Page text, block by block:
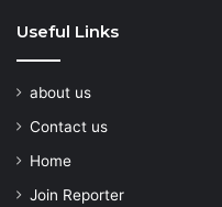
Useful Links
about us
Contact us
Home
Join Reporter